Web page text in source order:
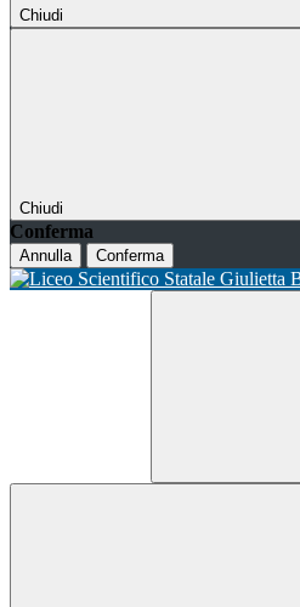
Chiudi
Chiudi
Conferma
Annulla Conferma